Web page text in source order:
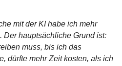
mit der KI habe ich mehr
Der hauptsächliche Grund ist:
muss, bis ich das
dürfte mehr Zeit kosten, als ich